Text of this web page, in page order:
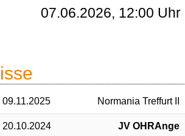
07.06.2026, 12:00 Uhr
09.11.2025 Normania Treffurt II
20.10.2024 JV OHRAnge